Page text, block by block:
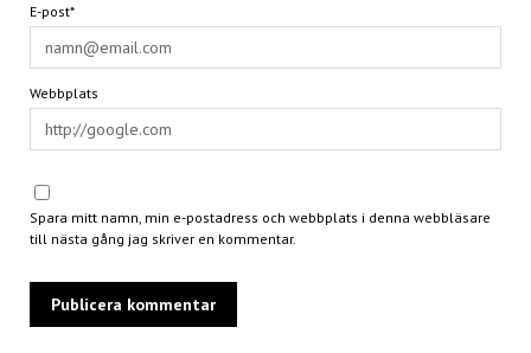
E-post*
Webbplats
Spara mitt namn, min e-postadress och webbplats i denna webbläsare
till nästa gång jag skriver en kommentar.